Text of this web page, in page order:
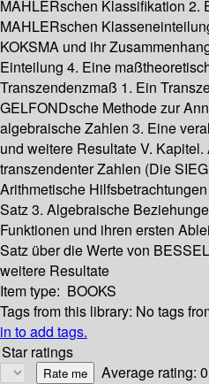
MAHLERschen Klassifikation 2.
MAHLERschen
KOKSMA und ihr
Einteilung 4. Eine
Transzendenzmaß 1. Ein
GELFONDsche Methode zur
algebraische Zahlen 3. Eine
und weitere Resultate V.
transzendenter Zahlen (Die
Arithmetische
Satz 3. Algebraische
Funktionen und ihren ersten
Satz über die Werte von
weitere Resultate
Item type: BOOKS
Tags from this library: No tags
in to add tags.
Star ratings
Average rating: